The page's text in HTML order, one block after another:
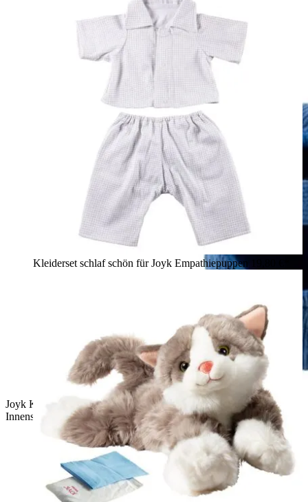
Joyk Kleiderset Wind & Wetter: blauer Wendehut mit gelber
Innenseite und blaue Cordschuhe
Kleiderset schlaf schön für Joyk Empathiepuppen